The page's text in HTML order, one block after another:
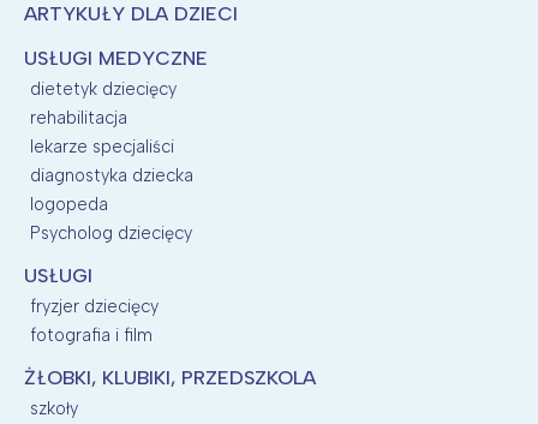
ARTYKUŁY DLA DZIECI
USŁUGI MEDYCZNE
dietetyk dziecięcy
rehabilitacja
lekarze specjaliści
diagnostyka dziecka
logopeda
Psycholog dziecięcy
USŁUGI
fryzjer dziecięcy
fotografia i film
ŻŁOBKI, KLUBIKI, PRZEDSZKOLA
szkoły